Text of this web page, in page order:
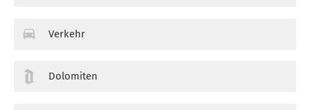
Verkehr
Dolomiten